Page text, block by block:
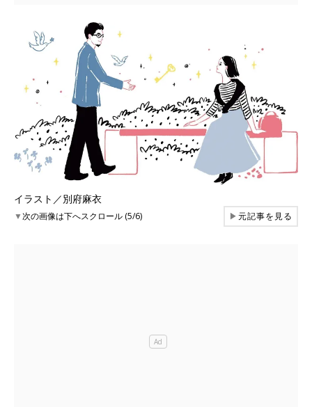
イラスト／別府麻衣
▼次の画像は下へスクロール (5/6) ▶元記事を見る